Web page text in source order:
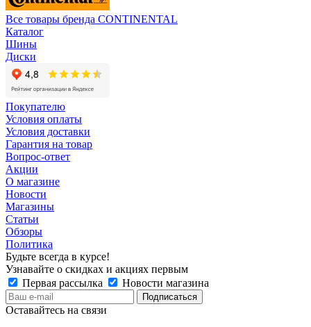
Все товары бренда CONTINENTAL
Каталог
Шины
Диски
Покупателю
Условия оплаты
Условия доставки
Гарантия на товар
Вопрос-ответ
Акции
О магазине
Новости
Магазины
Статьи
Обзоры
Политика
Будьте всегда в курсе!
Узнавайте о скидках и акциях первым
Первая рассылка
Новости магазина
Оставайтесь на связи